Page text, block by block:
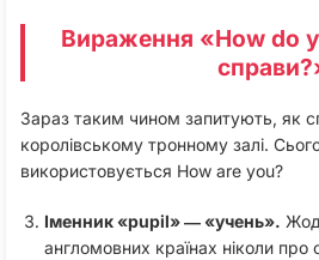
Вираження «How do
Зараз таким чином запитують, як
королівському тронному залі.
використовується How are you?
Іменник «pupil» ― «учень».
англомовних країнах ніколи про